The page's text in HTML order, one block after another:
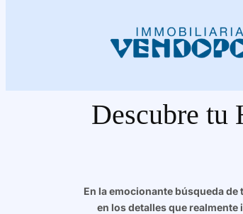
Descubre tu
En la emocionante búsqueda
en los detalles que realmente